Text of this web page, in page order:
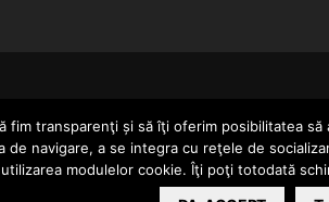
SRL
transparenţi și să îţi oferim posibilitatea
navigare, a se integra cu reţele de
utilizarea modulelor cookie. Îţi poţi totodată